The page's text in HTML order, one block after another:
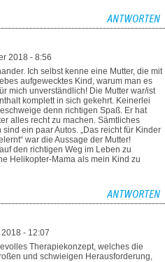
ANTWORTEN
2018 - 8:56
Ich selbst kenne eine Mutter, die mit
aufgewecktes Kind, warum man es
mich unverständlich! Die Mutter war/ist
komplett in sich gekehrt. Keinerlei
denn richtigen Spaß. Er hat
alles recht zu machen. Sämtliches
ein paar Autos. „Das reicht für Kinder
war die Aussage der Mutter!
den richtigen Weg im Leben zu
Helikopter-Mama als mein Kind zu
ANTWORTEN
- 12:07
Therapiekonzept, welches die
und schwieigen Herausforderung,